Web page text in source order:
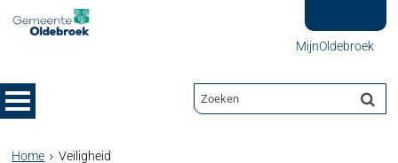
MijnOldebroek
Home Veiligheid